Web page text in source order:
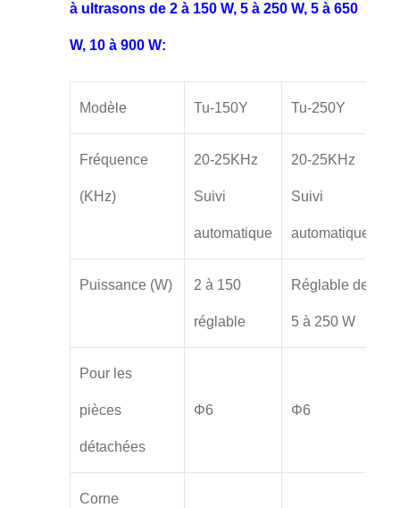
à ultrasons de 2 à 150 W, 5 à 250 W, 5 à 650
W, 10 à 900 W:
Modèle Tu-150Y Tu-250Y
Fréquence
(KHz)
20-25KHz
Suivi
automatique
20-25KHz
Suivi
automatique
Puissance (W) 2 à 150
réglable
Réglable de
5 à 250 W
Pour les
pièces
détachées
Φ6 Φ6
Corne